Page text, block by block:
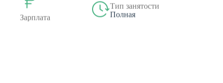
Зарплата
Тип занятости
Полная